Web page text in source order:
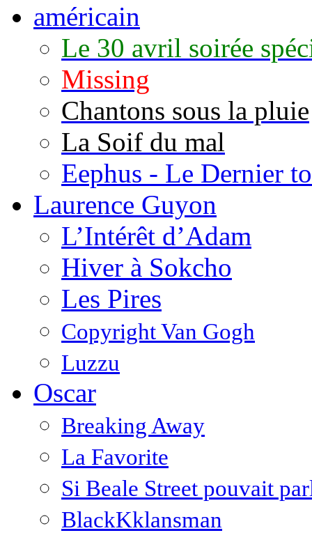
américain
Le 30 avril soirée
Missing
Chantons sous la pluie
La Soif du mal
Eephus - Le Dernier
Laurence Guyon
L’Intérêt d’Adam
Hiver à Sokcho
Les Pires
Copyright Van Gogh
Luzzu
Oscar
Breaking Away
La Favorite
Si Beale Street pouvait
BlackKklansman